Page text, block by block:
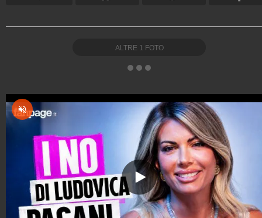
ALTRE 1 FOTO